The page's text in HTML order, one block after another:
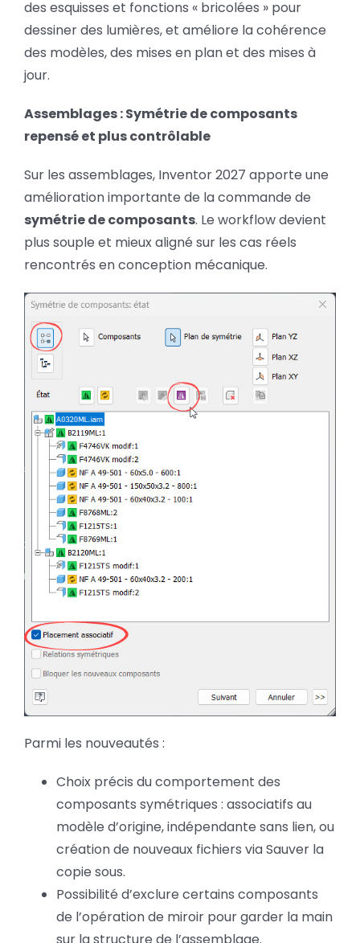
des esquisses et fonctions « bricolées » pour
dessiner des lumières, et améliore la cohérence
des modèles, des mises en plan et des mises à
jour.
Assemblages : Symétrie de composants
repensé et plus contrôlable
Sur les assemblages, Inventor 2027 apporte une
amélioration importante de la commande de
symétrie de composants. Le workflow devient
plus souple et mieux aligné sur les cas réels
rencontrés en conception mécanique.
Parmi les nouveautés :
Choix précis du comportement des
composants symétriques : associatifs au
modèle d’origine, indépendante sans lien, ou
création de nouveaux fichiers via Sauver la
copie sous.
Possibilité d’exclure certains composants
de l’opération de miroir pour garder la main